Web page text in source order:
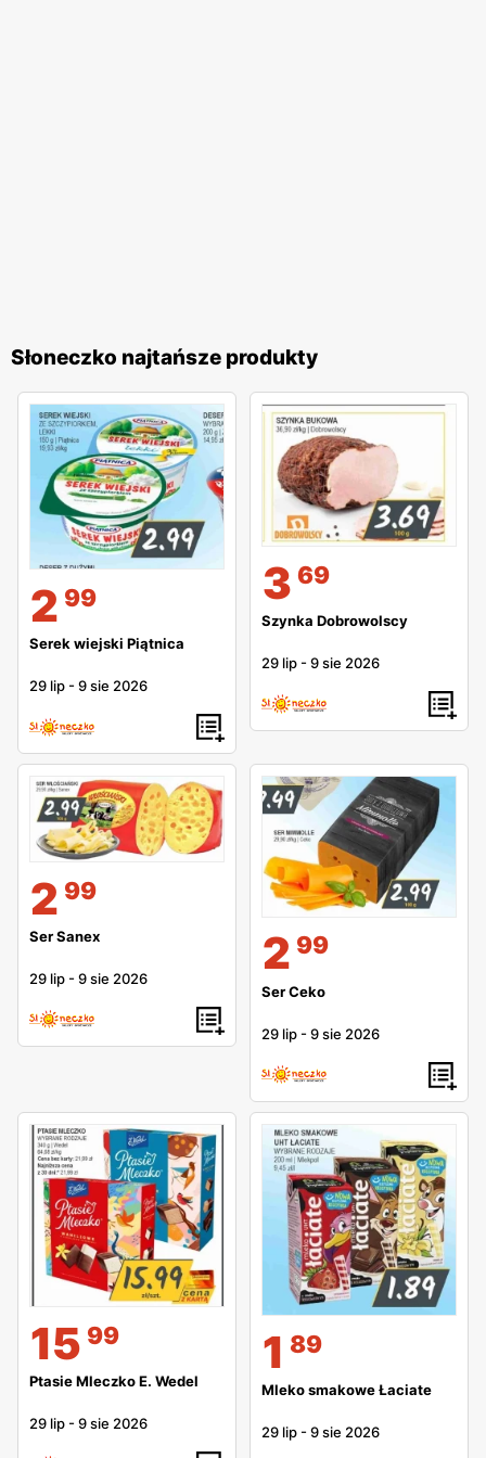
Słoneczko najtańsze produkty
2 99
Serek wiejski Piątnica
29 lip -9 sie 2026
3 69
Szynka Dobrowolscy
29 lip -9 sie 2026
2 99
Ser Sanex
29 lip -9 sie 2026 2 99
Ser Ceko
29 lip -9 sie 2026
15 99
Ptasie Mleczko E. Wedel
29 lip -9 sie 2026
1 89
Mleko smakowe Łaciate
29 lip -9 sie 2026